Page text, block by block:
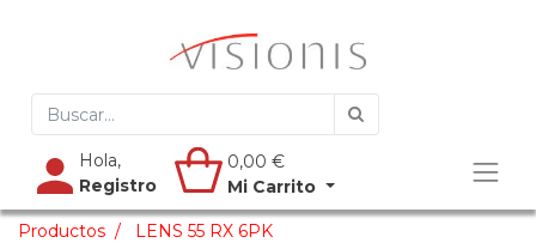
Hola,
Registro
0,00 €
Mi Carrito
Productos LENS 55 RX 6PK